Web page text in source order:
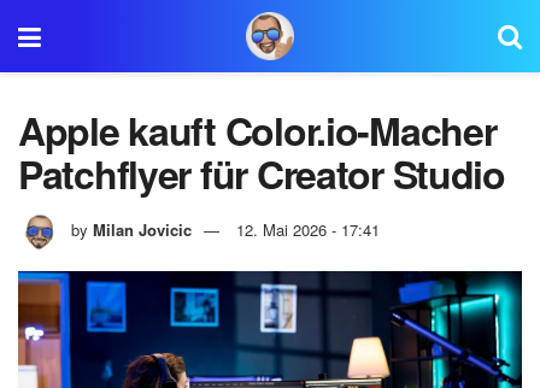
Apple kauft Color.io-Macher
Patchflyer für Creator Studio
by Milan Jovicic 12. Mai 2026 - 17:41